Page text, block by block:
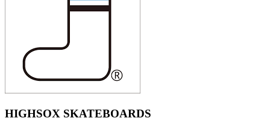
HIGHSOX SKATEBOARDS